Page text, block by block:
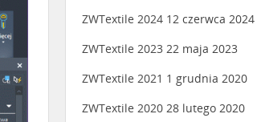
ZWTextile 2024 12 czerwca 2024
ZWTextile 2023 22 maja 2023
ZWTextile 2021 1 grudnia 2020
ZWTextile 2020 28 lutego 2020